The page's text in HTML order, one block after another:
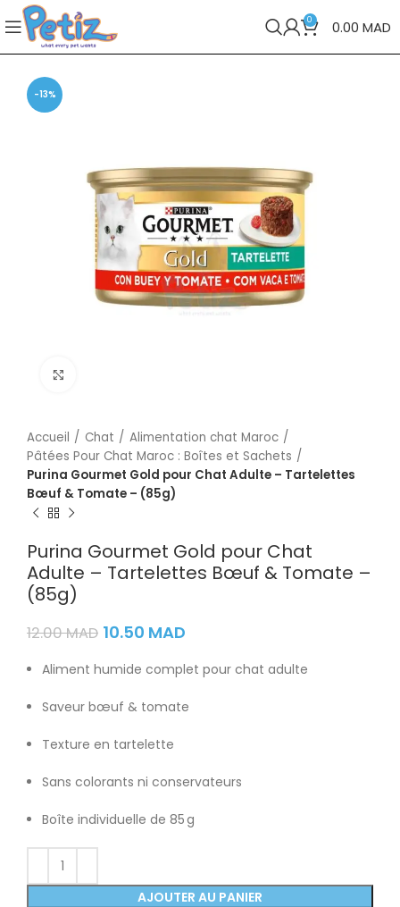
0 0.00 MAD
-13%
Accueil Chat
Alimentation chat Maroc
Pâtées Pour Chat Maroc : Boîtes et Sachets
Purina Gourmet Gold pour Chat Adulte – Tartelettes
Bœuf & Tomate – (85g)
Purina Gourmet Gold pour Chat
Adulte – Tartelettes Bœuf & Tomate –
(85g)
12.00MAD 10.50 MAD
Aliment humide complet pour chat adulte
Saveur bœuf & tomate
Texture en tartelette
Sans colorants ni conservateurs
Boîte individuelle de 85 g
AJOUTER AU PANIER